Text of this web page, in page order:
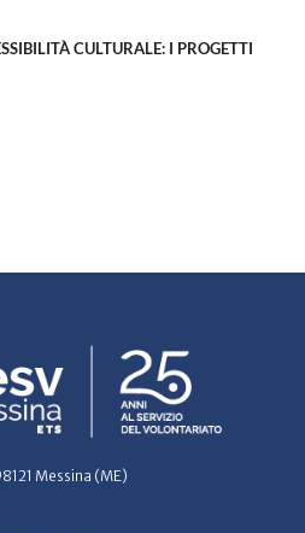
CULTURALE: I PROGETTI
Messina (ME)